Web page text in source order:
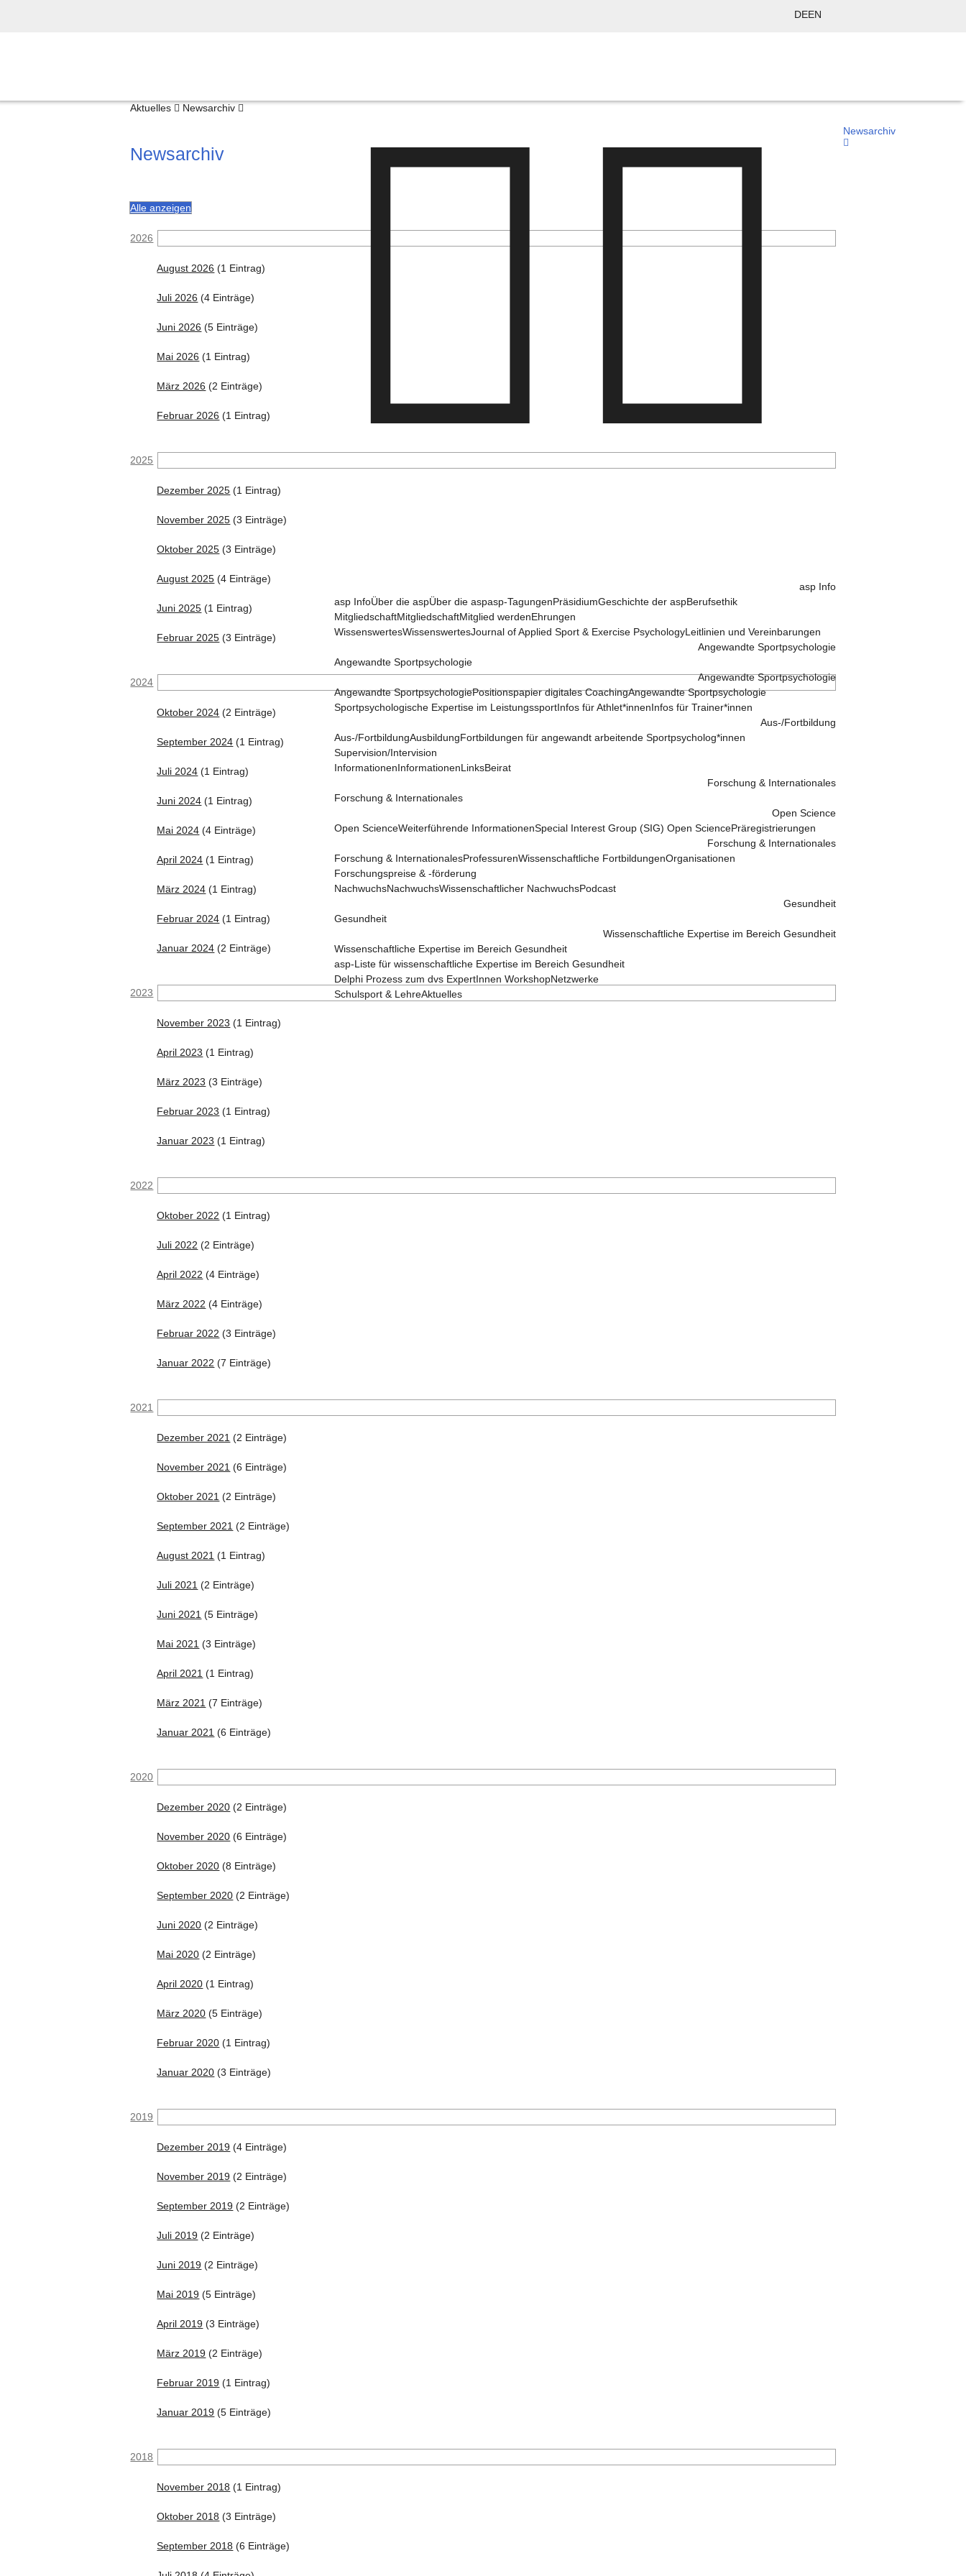
DEEN
asp Info
asp InfoÜber die aspÜber die aspasp-TagungenPräsidiumGeschichte der aspBerufsethik
MitgliedschaftMitgliedschaftMitglied werdenEhrungen
WissenswertesWissenswertesJournal of Applied Sport & Exercise PsychologyLeitlinien und Vereinbarungen
Angewandte Sportpsychologie
Angewandte Sportpsychologie
Angewandte Sportpsychologie
Angewandte SportpsychologiePositionspapier digitales CoachingAngewandte Sportpsychologie
Sportpsychologische Expertise im LeistungssportInfos für Athlet*innenInfos für Trainer*innen
Aus-/Fortbildung
Aus-/FortbildungAusbildungFortbildungen für angewandt arbeitende Sportpsycholog*innen
Supervision/Intervision
InformationenInformationenLinksBeirat
Forschung & Internationales
Forschung & Internationales
Open Science
Open ScienceWeiterführende InformationenSpecial Interest Group (SIG) Open SciencePräregistrierungen
Forschung & Internationales
Forschung & InternationalesProfessurenWissenschaftliche FortbildungenOrganisationen
Forschungspreise & -förderung
NachwuchsNachwuchsWissenschaftlicher NachwuchsPodcast
Gesundheit
Gesundheit
Wissenschaftliche Expertise im Bereich Gesundheit
Wissenschaftliche Expertise im Bereich Gesundheit
asp-Liste für wissenschaftliche Expertise im Bereich Gesundheit
Delphi Prozess zum dvs ExpertInnen WorkshopNetzwerke
Schulsport & LehreAktuelles
Aktuelles
Newsarchiv
Newsarchiv
Newsarchiv
Alle anzeigen
2026
August 2026 (1 Eintrag)
Juli 2026 (4 Einträge)
Juni 2026 (5 Einträge)
Mai 2026 (1 Eintrag)
März 2026 (2 Einträge)
Februar 2026 (1 Eintrag)
2025
Dezember 2025 (1 Eintrag)
November 2025 (3 Einträge)
Oktober 2025 (3 Einträge)
August 2025 (4 Einträge)
Juni 2025 (1 Eintrag)
Februar 2025 (3 Einträge)
2024
Oktober 2024 (2 Einträge)
September 2024 (1 Eintrag)
Juli 2024 (1 Eintrag)
Juni 2024 (1 Eintrag)
Mai 2024 (4 Einträge)
April 2024 (1 Eintrag)
März 2024 (1 Eintrag)
Februar 2024 (1 Eintrag)
Januar 2024 (2 Einträge)
2023
November 2023 (1 Eintrag)
April 2023 (1 Eintrag)
März 2023 (3 Einträge)
Februar 2023 (1 Eintrag)
Januar 2023 (1 Eintrag)
2022
Oktober 2022 (1 Eintrag)
Juli 2022 (2 Einträge)
April 2022 (4 Einträge)
März 2022 (4 Einträge)
Februar 2022 (3 Einträge)
Januar 2022 (7 Einträge)
2021
Dezember 2021 (2 Einträge)
November 2021 (6 Einträge)
Oktober 2021 (2 Einträge)
September 2021 (2 Einträge)
August 2021 (1 Eintrag)
Juli 2021 (2 Einträge)
Juni 2021 (5 Einträge)
Mai 2021 (3 Einträge)
April 2021 (1 Eintrag)
März 2021 (7 Einträge)
Januar 2021 (6 Einträge)
2020
Dezember 2020 (2 Einträge)
November 2020 (6 Einträge)
Oktober 2020 (8 Einträge)
September 2020 (2 Einträge)
Juni 2020 (2 Einträge)
Mai 2020 (2 Einträge)
April 2020 (1 Eintrag)
März 2020 (5 Einträge)
Februar 2020 (1 Eintrag)
Januar 2020 (3 Einträge)
2019
Dezember 2019 (4 Einträge)
November 2019 (2 Einträge)
September 2019 (2 Einträge)
Juli 2019 (2 Einträge)
Juni 2019 (2 Einträge)
Mai 2019 (5 Einträge)
April 2019 (3 Einträge)
März 2019 (2 Einträge)
Februar 2019 (1 Eintrag)
Januar 2019 (5 Einträge)
2018
November 2018 (1 Eintrag)
Oktober 2018 (3 Einträge)
September 2018 (6 Einträge)